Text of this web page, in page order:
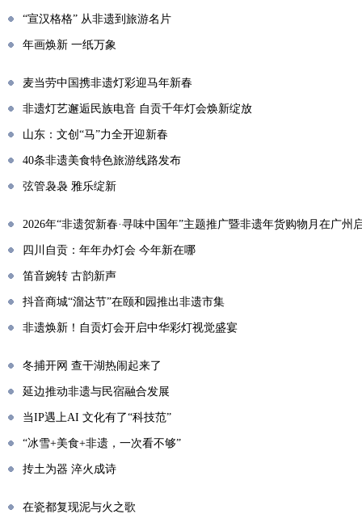
“宣汉格格” 从非遗到旅游名片
年画焕新 一纸万象
麦当劳中国携非遗灯彩迎马年新春
非遗灯艺邂逅民族电音 自贡千年灯会焕新绽放
山东：文创“马”力全开迎新春
40条非遗美食特色旅游线路发布
弦管袅袅 雅乐绽新
2026年“非遗贺新春·寻味中国年”主题推广暨非遗年货购物月在广州
四川自贡：年年办灯会 今年新在哪
笛音婉转 古韵新声
抖音商城“溜达节”在颐和园推出非遗市集
非遗焕新！自贡灯会开启中华彩灯视觉盛宴
冬捕开网 查干湖热闹起来了
延边推动非遗与民宿融合发展
当IP遇上AI 文化有了“科技范”
“冰雪+美食+非遗，一次看不够”
抟土为器 淬火成诗
在瓷都复现泥与火之歌